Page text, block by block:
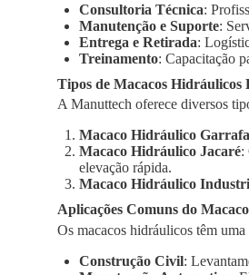
Consultoria Técnica:
Manutenção e Suporte:
Entrega e Retirada:
Treinamento: Capacitação
Tipos de Macacos Hidráulicos
A Manuttech oferece diversos
Macaco Hidráulico Garrafa
Macaco Hidráulico Jacaré:
elevação rápida.
Macaco Hidráulico
Aplicações Comuns do
Os macacos hidráulicos têm
Construção Civil: